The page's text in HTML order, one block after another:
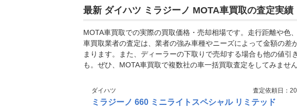
最新 ダイハツ ミラジーノ MOTA車買取の査定実績
MOTA車買取での実際の買取価格・売却相場です。走行距離や色
車買取業者の査定は、業者の強み車種やニーズによって金額の
まります。また、ディーラーの下取りで売却する場合も他の値
も。ぜひ、MOTA車買取で複数社の車一括買取査定をしてみません
ダイハツ 査定依頼日：
ミラジーノ 660 ミニライトスペシャル リミテッド